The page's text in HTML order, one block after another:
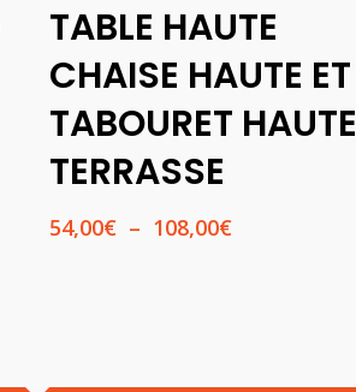
Options
TABLE HAUTE
CHAISE HAUTE ET
TABOURET HAUTE
TERRASSE
54,00€ – 108,00€Plage